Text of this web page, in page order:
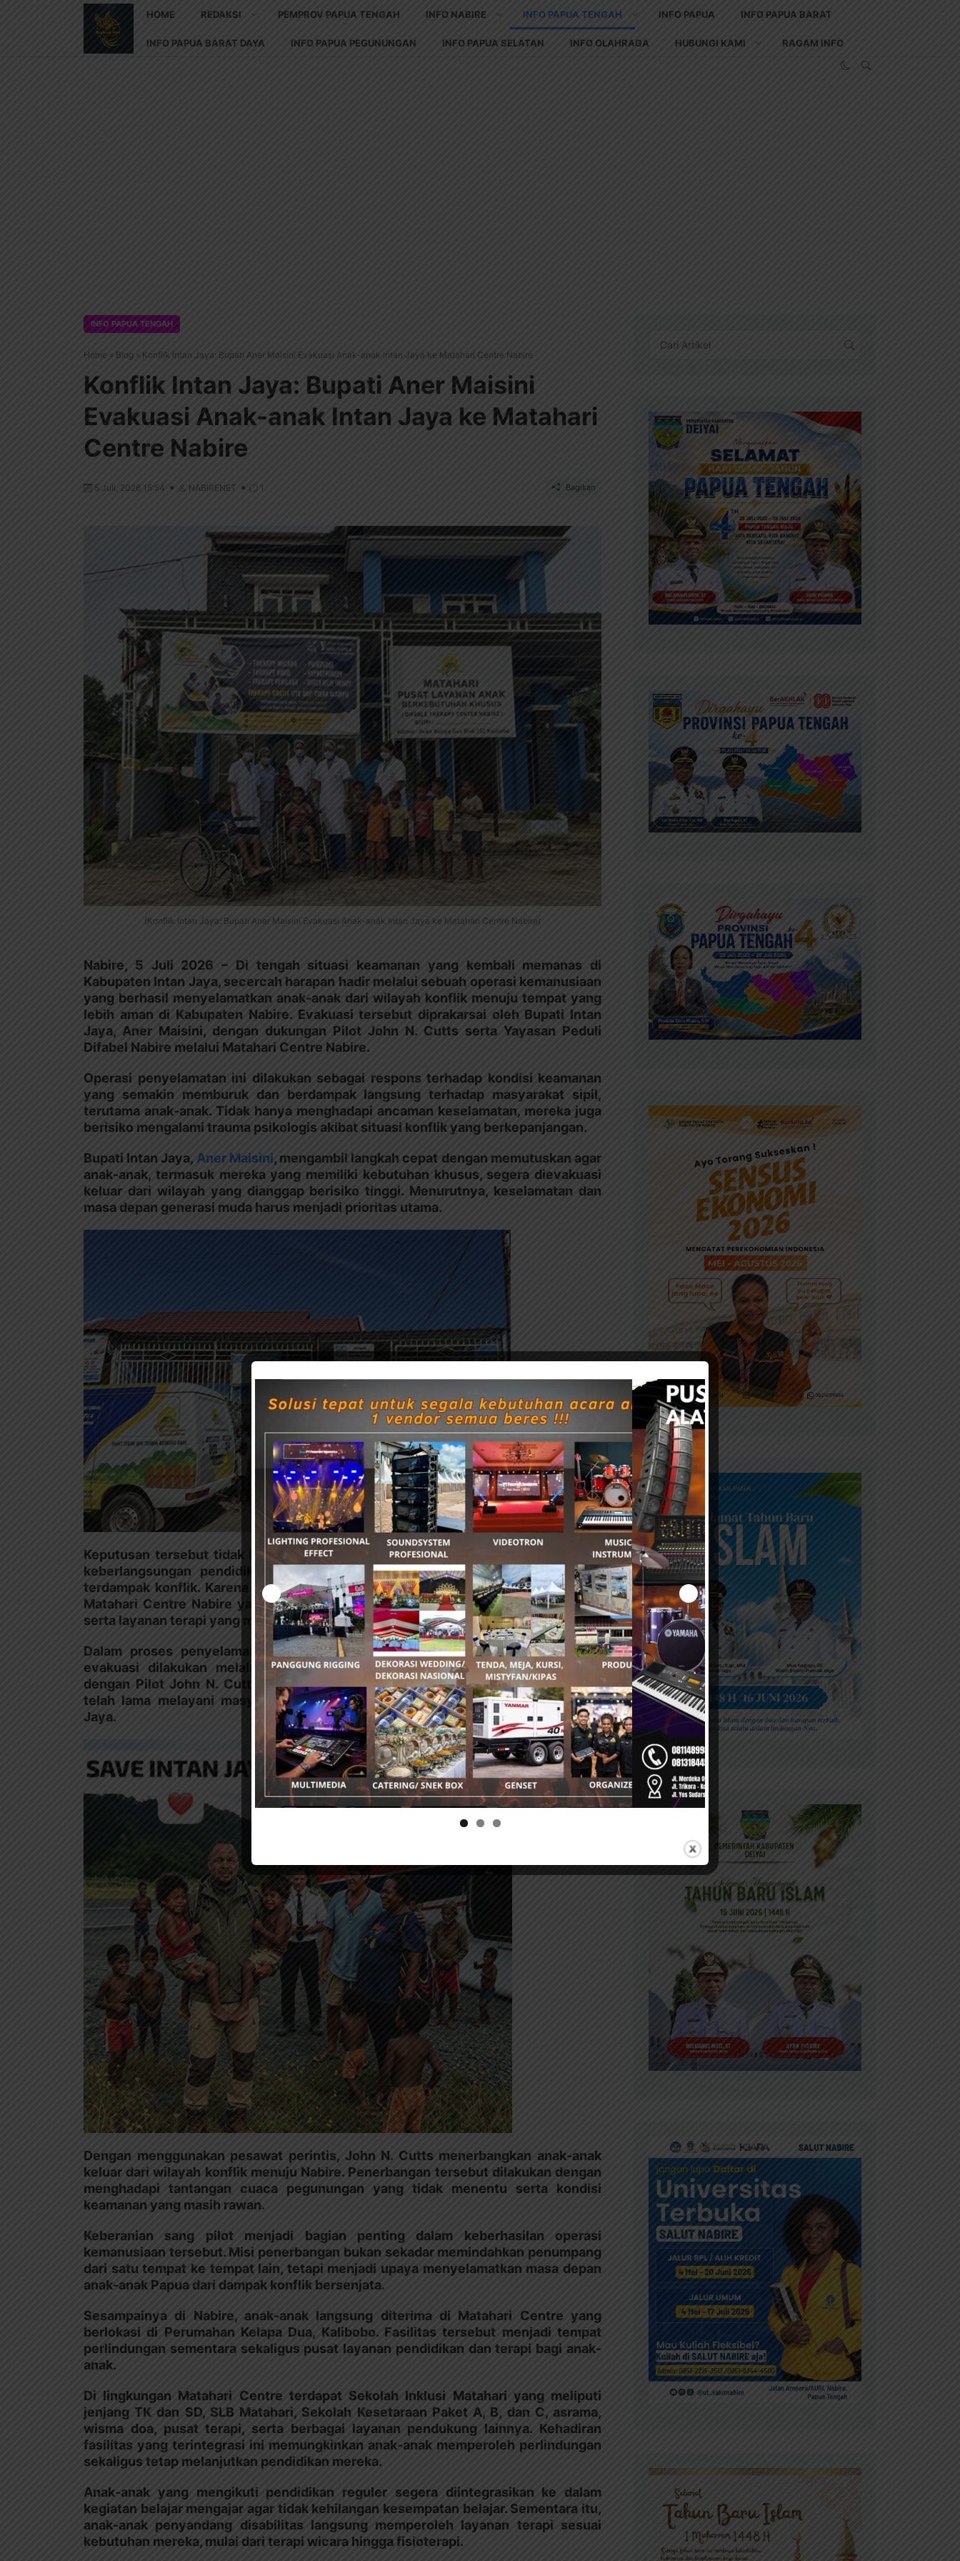
HOME REDAKSI PEMPROV PAPUA TENGAH INFO NABIRE INFO PAPUA TENGAH INFO PAPUA INFO PAPUA BARAT
INFO PAPUA BARAT DAYA INFO PAPUA PEGUNUNGAN INFO PAPUA SELATAN INFO OLAHRAGA HUBUNGI KAMI RAGAM INFO
INFO PAPUA TENGAH
Home » Blog » Konflik Intan Jaya: Bupati Aner Maisini Evakuasi Anak-anak Intan Jaya ke Matahari Centre Nabire
Konflik Intan Jaya: Bupati Aner Maisini
Evakuasi Anak-anak Intan Jaya ke Matahari
Centre Nabire
5 Juli, 2026 15:54 NABIRENET 1 Bagikan
(Konflik Intan Jaya: Bupati Aner Maisini Evakuasi Anak-anak Intan Jaya ke Matahari Centre Nabire)
Nabire, 5 Juli 2026 – Di tengah situasi keamanan yang kembali memanas di
Kabupaten Intan Jaya, secercah harapan hadir melalui sebuah operasi kemanusiaan
yang berhasil menyelamatkan anak-anak dari wilayah konflik menuju tempat yang
lebih aman di Kabupaten Nabire. Evakuasi tersebut diprakarsai oleh Bupati Intan
Jaya, Aner Maisini, dengan dukungan Pilot John N. Cutts serta Yayasan Peduli
Difabel Nabire melalui Matahari Centre Nabire.
Operasi penyelamatan ini dilakukan sebagai respons terhadap kondisi keamanan
yang semakin memburuk dan berdampak langsung terhadap masyarakat sipil,
terutama anak-anak. Tidak hanya menghadapi ancaman keselamatan, mereka juga
berisiko mengalami trauma psikologis akibat situasi konflik yang berkepanjangan.
Bupati Intan Jaya, Aner Maisini, mengambil langkah cepat dengan memutuskan agar
anak-anak, termasuk mereka yang memiliki kebutuhan khusus, segera dievakuasi
keluar dari wilayah yang dianggap berisiko tinggi. Menurutnya, keselamatan dan
masa depan generasi muda harus menjadi prioritas utama.
Keputusan tersebut tidak hanya mempertimbangkan faktor
, tetapi juga
keberlangsungan pendidikan serta pemulihan kondisi mental anak-anak yang
terdampak konflik. Karena itu, lokasi tujuan evakuasi dipilih secara khusus, yakni
Matahari Centre Nabire yang dinilai memiliki fasilitas pendidikan inklusif, asrama,
serta layanan terapi yang mampu memenuhi kebutuhan anak-anak.
Dalam proses penyelamatan itu, jalur darat dinilai terlalu berbahaya sehingga
evakuasi dilakukan melalui jalur udara. Bupati Abner kemudian berkoordinasi
dengan Pilot John N. Cutts, seorang misionaris udara asal Amerika Serikat yang
telah lama melayani masyarakat pedalaman Papua, khususnya di wilayah Intan
Jaya.
Dengan menggunakan pesawat perintis, John N. Cutts menerbangkan anak-anak
keluar dari wilayah konflik menuju Nabire. Penerbangan tersebut dilakukan dengan
menghadapi tantangan cuaca pegunungan yang tidak menentu serta kondisi
keamanan yang masih rawan.
Keberanian sang pilot menjadi bagian penting dalam keberhasilan operasi
kemanusiaan tersebut. Misi penerbangan bukan sekadar memindahkan penumpang
dari satu tempat ke tempat lain, tetapi menjadi upaya menyelamatkan masa depan
anak-anak Papua dari dampak konflik bersenjata.
Sesampainya di Nabire, anak-anak langsung diterima di Matahari Centre yang
berlokasi di Perumahan Kelapa Dua, Kalibobo. Fasilitas tersebut menjadi tempat
perlindungan sementara sekaligus pusat layanan pendidikan dan terapi bagi anak-
anak.
Di lingkungan Matahari Centre terdapat Sekolah Inklusi Matahari yang meliputi
jenjang TK dan SD, SLB Matahari, Sekolah Kesetaraan Paket A, B, dan C, asrama,
wisma doa, pusat terapi, serta berbagai layanan pendukung lainnya. Kehadiran
fasilitas yang terintegrasi ini memungkinkan anak-anak memperoleh perlindungan
sekaligus tetap melanjutkan pendidikan mereka.
Anak-anak yang mengikuti pendidikan reguler segera diintegrasikan ke dalam
kegiatan belajar mengajar agar tidak kehilangan kesempatan belajar. Sementara itu,
anak-anak penyandang disabilitas langsung memperoleh layanan terapi sesuai
kebutuhan mereka, mulai dari terapi wicara hingga fisioterapi.